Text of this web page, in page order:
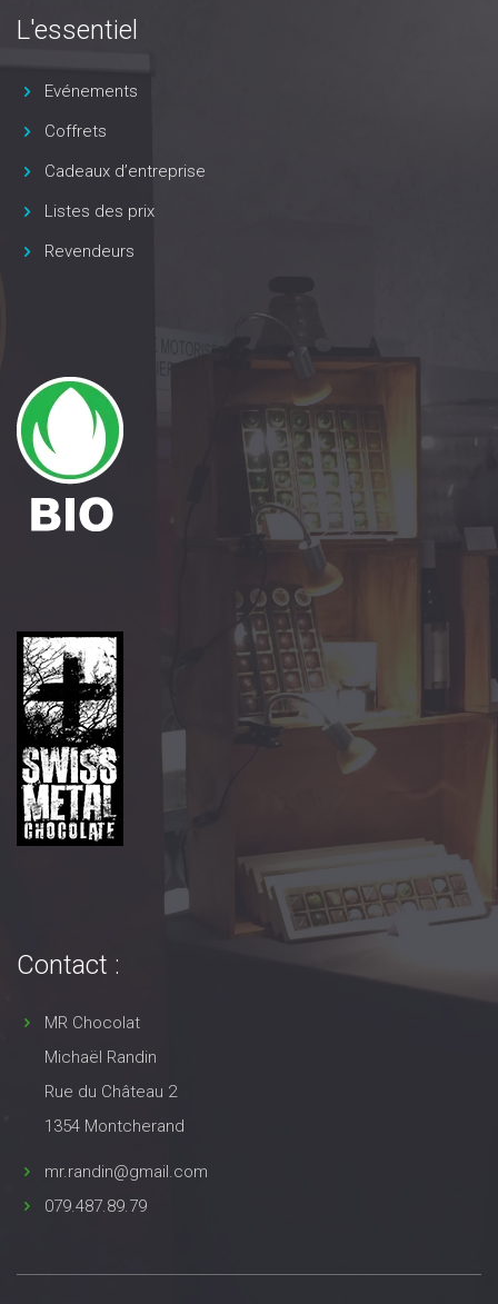
L'essentiel
Evénements
Coffrets
Cadeaux d’entreprise
Listes des prix
Revendeurs
Contact :
MR Chocolat
Michaël Randin
Rue du Château 2
1354 Montcherand
mr.randin@gmail.com
079.487.89.79